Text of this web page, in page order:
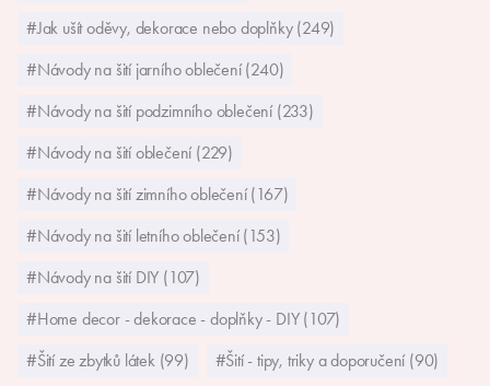
#Jak ušít oděvy, dekorace nebo doplňky (249)
#Návody na šití jarního oblečení (240)
#Návody na šití podzimního oblečení (233)
#Návody na šití oblečení (229)
#Návody na šití zimního oblečení (167)
#Návody na šití letního oblečení (153)
#Návody na šití DIY (107)
#Home decor - dekorace - doplňky - DIY (107)
#Šití ze zbytků látek (99)
#Šití - tipy, triky a doporučení (90)